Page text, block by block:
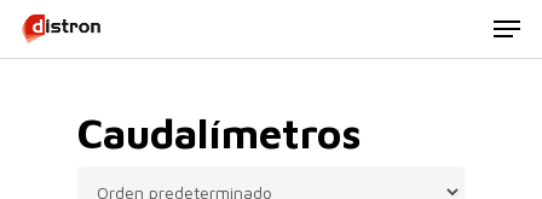
Skip
to
Caudalímetros